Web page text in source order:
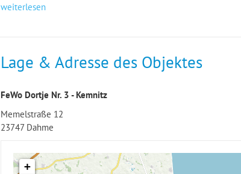
weiterlesen
Lage & Adresse des Objektes
FeWo Dortje Nr. 3 - Kemnitz
Memelstraße 12
23747 Dahme
+